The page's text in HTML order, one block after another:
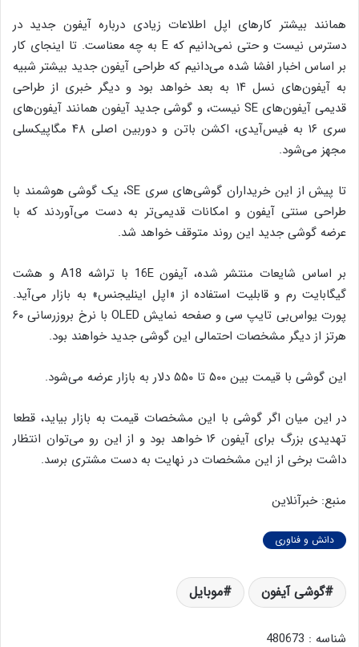
همانند بیشتر کارهای اپل اطلاعات زیادی درباره آیفون جدید در
دسترس نیست و حتی نمی‌دانیم که E به چه معناست. تا اینجای کار
بر اساس اخبار افشا شده می‌دانیم که طراحی آیفون جدید بیشتر شبیه
به آیفون‌های نسل ۱۴ به بعد خواهد بود و دیگر خبری از طراحی
قدیمی آیفون‌های SE نیست، و گوشی جدید آیفون همانند آیفون‌های
سری ۱۶ به فیس‌آیدی، اکشن باتن و دوربین اصلی ۴۸ مگاپیکسلی
مجهز می‌شود.
تا پیش از این خریداران گوشی‌های سری SE، یک گوشی‌ هوشمند با
طراحی سنتی آیفون و امکانات قدیمی‌تر به دست می‌آوردند که با
عرضه گوشی جدید این روند متوقف خواهد شد.
بر اساس شایعات منتشر شده، آیفون 16E با تراشه A18 و هشت
گیگابایت رم و قابلیت استفاده از «اپل اینلیجنس» به بازار می‌آید.
پورت یواس‌بی تایپ سی و صفحه نمایش OLED با نرخ بروزرسانی ۶۰
هرتز از دیگر مشخصات احتمالی این گوشی جدید خواهند بود.
این گوشی با قیمت بین ۵۰۰ تا ۵۵۰ دلار به بازار عرضه می‌شود.
در این میان اگر گوشی با این مشخصات قیمت به بازار بیاید، قطعا
تهدیدی بزرگ برای آیفون ۱۶ خواهد بود و از این رو می‌توان انتظار
داشت برخی از این مشخصات در نهایت به دست مشتری برسد.
منبع: خبرآنلاین
دانش و فناوری
گوشی آیفون موبایل
شناسه : 480673